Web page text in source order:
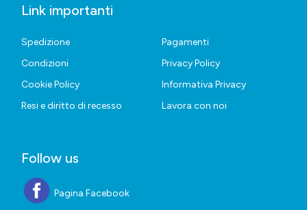
Link importanti
Spedizione
Pagamenti
Condizioni
Privacy Policy
Cookie Policy
Informativa Privacy
Resi e diritto di recesso
Lavora con noi
Follow us
Pagina Facebook